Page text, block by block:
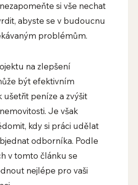
si vše nechat
abyste se v budoucnu
problémům.
na zlepšení
být efektivním
ušetřit peníze a zvýšit
Je však
kdy si práci udělat
odborníka. Podle
v tomto článku se
nejlépe pro vaši